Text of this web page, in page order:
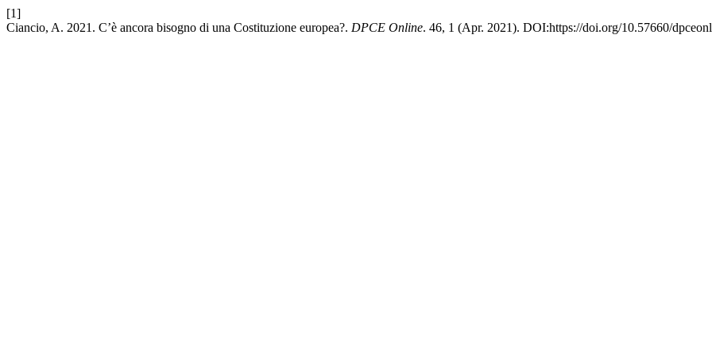
[1]
Ciancio, A. 2021. C’è ancora bisogno di una Costituzione europea?. DPCE Online. 46, 1 (Apr. 2021). DOI:https://doi.org/10.57660/